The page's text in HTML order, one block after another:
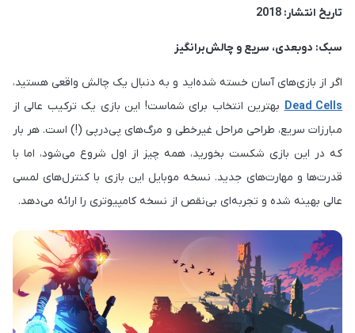
تاریخ انتشار: 2018
سبک: دو‌بعدی، سریع و چالش‌برانگیز
اگر از بازی‌های آسان خسته شده‌اید و به دنبال یک چالش واقعی هستید،
Dead Cells بهترین انتخاب برای شماست! این بازی یک ترکیب عالی از
مبارزات سریع، طراحی مراحل غیرخطی و مرگ‌های پی‌در‌پی (!) است. هر بار
که در این بازی شکست بخورید، همه چیز از اول شروع می‌شود، اما با
قدرت‌ها و مهارت‌های جدید. نسخه موبایل این بازی با کنترل‌های لمسی
عالی بهینه شده و تجربه‌ای بی‌نقص از نسخه کامپیوتری را ارائه می‌دهد.